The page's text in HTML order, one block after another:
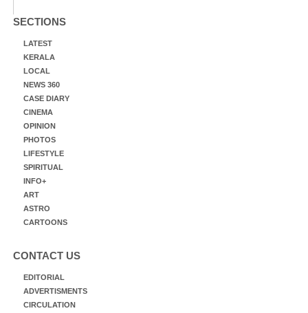
SECTIONS
LATEST
KERALA
LOCAL
NEWS 360
CASE DIARY
CINEMA
OPINION
PHOTOS
LIFESTYLE
SPIRITUAL
INFO+
ART
ASTRO
CARTOONS
CONTACT US
EDITORIAL
ADVERTISMENTS
CIRCULATION